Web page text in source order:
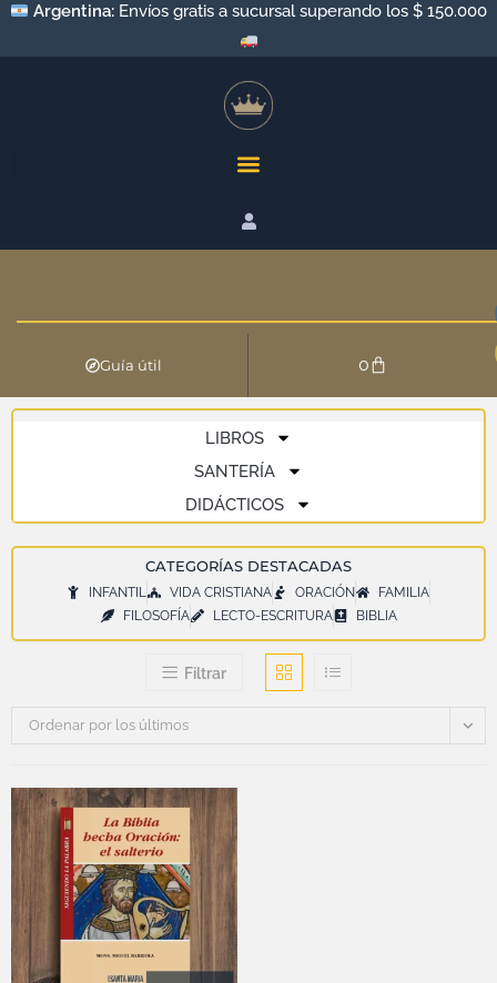
Argentina: Envíos gratis a sucursal superando los $ 150.000
Guía útil 0
LIBROS
SANTERÍA
DIDÁCTICOS
CATEGORÍAS DESTACADAS
INFANTIL VIDA CRISTIANA ORACIÓN
FAMILIA
FILOSOFÍA
LECTO-ESCRITURA BIBLIA
Filtrar
Ordenar por los últimos